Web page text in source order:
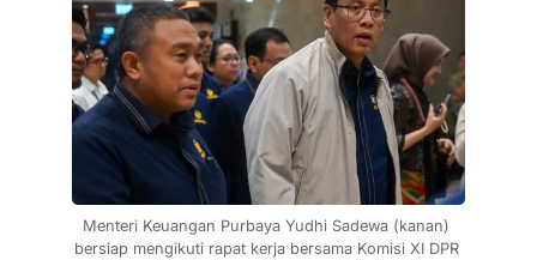
Menteri Keuangan Purbaya Yudhi Sadewa (kanan)
bersiap mengikuti rapat kerja bersama Komisi XI DPR